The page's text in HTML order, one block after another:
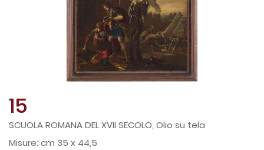
15
SCUOLA ROMANA DEL XVII SECOLO, Olio su tela
cm 35 x 44,5